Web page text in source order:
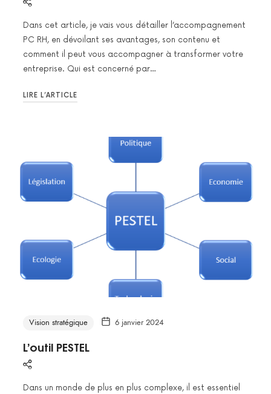
Dans cet article, je vais vous détailler l’accompagnement
PC RH, en dévoilant ses avantages, son contenu et
comment il peut vous accompagner à transformer votre
entreprise. Qui est concerné par…
LIRE L’ARTICLE
Vision stratégique 6 janvier 2024
L’outil PESTEL
Dans un monde de plus en plus complexe, il est essentiel